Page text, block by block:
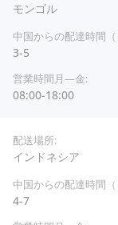
モンゴル
3-5
08:00-18:00
インドネシア
4-7